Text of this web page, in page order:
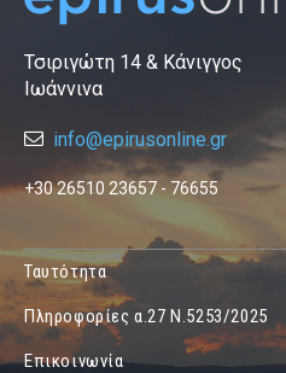
Τσιριγώτη 14 & Κάνιγγος
Ιωάννινα
info@epirusonline.gr
+30 26510 23657 - 76655
Ταυτότητα
Πληροφορίες α.27 Ν.5253/2025
Επικοινωνία